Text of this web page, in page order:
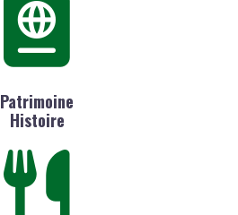
Patrimoine
Histoire